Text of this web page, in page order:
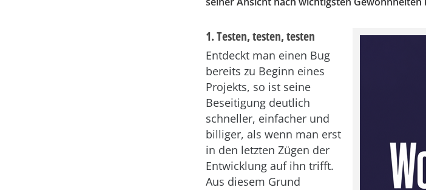
1. Testen, testen, testen
Entdeckt man einen Bug
bereits zu Beginn eines
Projekts, so ist seine
Beseitigung deutlich
schneller, einfacher und
billiger, als wenn man erst
in den letzten Zügen der
Entwicklung auf ihn trifft.
Aus diesem Grund